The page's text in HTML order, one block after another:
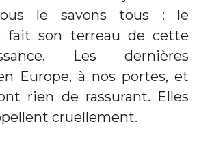
le savons tous : le
fait son terreau de cette
Les dernières
Europe, à nos portes, et
rien de rassurant. Elles
cruellement.